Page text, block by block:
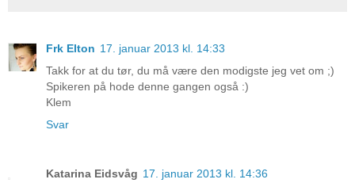
Frk Elton 17. januar 2013 kl. 14:33
Takk for at du tør, du må være den modigste jeg vet om ;)
Spikeren på hode denne gangen også :)
Klem
Svar
Katarina Eidsvåg 17. januar 2013 kl. 14:36